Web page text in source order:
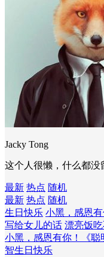
Jacky Tong
这个人很懒，什么都没
最新 热点 随机
最新 热点 随机
生日快乐 小黑，感恩有
写给女儿的话 漂亮饭
小黑，感恩有你！
《
智生日快乐